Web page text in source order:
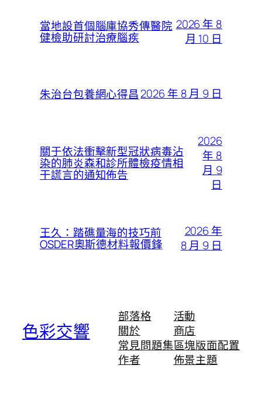
當地設首個腦庫協秀傳醫院
健檢助研討治療腦疾
2026 年 8
月 10 日
朱治台包養網心得昌2026 年 8 月 9 日
關于依法衝擊新型冠狀病毒沾
染的肺炎森和診所體檢疫情相
干謊言的通知佈告
2026
年 8
月 9
日
王久：踏礁量海的技巧前
OSDER奧斯德材料報價鋒
2026 年
8 月 9 日
色彩交響
部落格
關於
常見問題集
作者
活動
商店
區塊版面配置
佈景主題